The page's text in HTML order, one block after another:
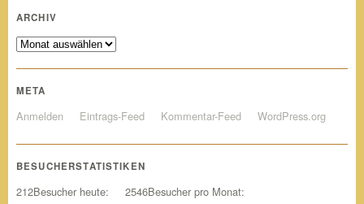
ARCHIV
Archiv
META
Anmelden Eintrags-Feed Kommentar-Feed WordPress.org
BESUCHERSTATISTIKEN
212Besucher heute: 2546Besucher pro Monat: